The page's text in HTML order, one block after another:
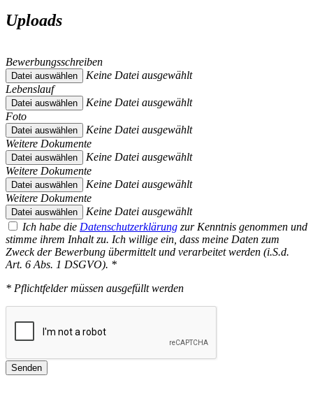
Uploads
Bewerbungsschreiben
Datei auswählen
Keine Datei ausgewählt
Lebenslauf
Datei auswählen
Keine Datei ausgewählt
Foto
Datei auswählen
Keine Datei ausgewählt
Weitere Dokumente
Datei auswählen
Keine Datei ausgewählt
Weitere Dokumente
Datei auswählen
Keine Datei ausgewählt
Weitere Dokumente
Datei auswählen
Keine Datei ausgewählt
Ich habe die Datenschutzerklärung zur Kenntnis genommen und
stimme ihrem Inhalt zu. Ich willige ein, dass meine Daten zum
Zweck der Bewerbung übermittelt und verarbeitet werden (i.S.d.
Art. 6 Abs. 1 DSGVO). *
* Pflichtfelder müssen ausgefüllt werden
Senden